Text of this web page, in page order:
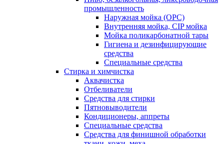
промышленность
Наружная мойка (ОРС)
Внутренняя мойка, CIP мойка
Мойка поликарбонатной тары
Гигиена и дезинфицирующие
средства
Специальные средства
Стирка и химчистка
Аквачистка
Отбеливатели
Средства для стирки
Пятновыводители
Кондиционеры, аппреты
Специальные средства
Средства для финишной обработки